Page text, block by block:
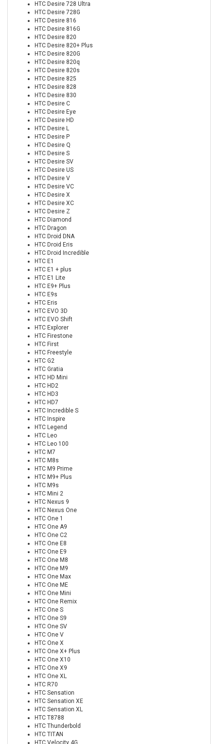
HTC Desire 728 Ultra
HTC Desire 728G
HTC Desire 816
HTC Desire 816G
HTC Desire 820
HTC Desire 820+ Plus
HTC Desire 820G
HTC Desire 820q
HTC Desire 820s
HTC Desire 825
HTC Desire 828
HTC Desire 830
HTC Desire C
HTC Desire Eye
HTC Desire HD
HTC Desire L
HTC Desire P
HTC Desire Q
HTC Desire S
HTC Desire SV
HTC Desire US
HTC Desire V
HTC Desire VC
HTC Desire X
HTC Desire XC
HTC Desire Z
HTC Diamond
HTC Dragon
HTC Droid DNA
HTC Droid Eris
HTC Droid Incredible
HTC E1
HTC E1 + plus
HTC E1 Lite
HTC E9+ Plus
HTC E9s
HTC Eris
HTC EVO 3D
HTC EVO Shift
HTC Explorer
HTC Firestone
HTC First
HTC Freestyle
HTC G2
HTC Gratia
HTC HD Mini
HTC HD2
HTC HD3
HTC HD7
HTC Incredible S
HTC Inspire
HTC Legend
HTC Leo
HTC Leo 100
HTC M7
HTC M8s
HTC M9 Prime
HTC M9+ Plus
HTC M9s
HTC Mini 2
HTC Nexus 9
HTC Nexus One
HTC One 1
HTC One A9
HTC One C2
HTC One E8
HTC One E9
HTC One M8
HTC One M9
HTC One Max
HTC One ME
HTC One Mini
HTC One Remix
HTC One S
HTC One S9
HTC One SV
HTC One V
HTC One X
HTC One X+ Plus
HTC One X10
HTC One X9
HTC One XL
HTC R70
HTC Sensation
HTC Sensation XE
HTC Sensation XL
HTC T8788
HTC Thunderbold
HTC TITAN
HTC Velocity 4G